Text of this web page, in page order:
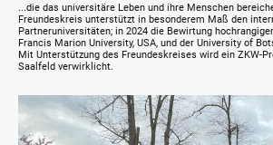
...die das universitäre Leben und ihre Menschen
Freundeskreis unterstützt in besonderem Maß den
Partneruniversitäten; in 2024 die Bewirtung
Francis Marion University, USA, und der University of
Mit Unterstützung des Freundeskreises wird ein ZKW-
Saalfeld verwirklicht.